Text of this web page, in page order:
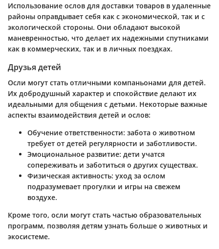
Использование ослов для доставки товаров в удаленные
районы оправдывает себя как с экономической, так и с
экологической стороны. Они обладают высокой
маневренностью, что делает их надежными спутниками
как в коммерческих, так и в личных поездках.
Друзья детей
Осли могут стать отличными компаньонами для детей.
Их добродушный характер и спокойствие делают их
идеальными для общения с детьми. Некоторые важные
аспекты взаимодействия детей и ослов:
Обучение ответственности: забота о животном
требует от детей регулярности и заботливости.
Эмоциональное развитие: дети учатся
сопереживать и заботиться о других существах.
Физическая активность: уход за ослом
подразумевает прогулки и игры на свежем
воздухе.
Кроме того, осли могут стать частью образовательных
программ, позволяя детям узнать больше о животных и
экосистеме.